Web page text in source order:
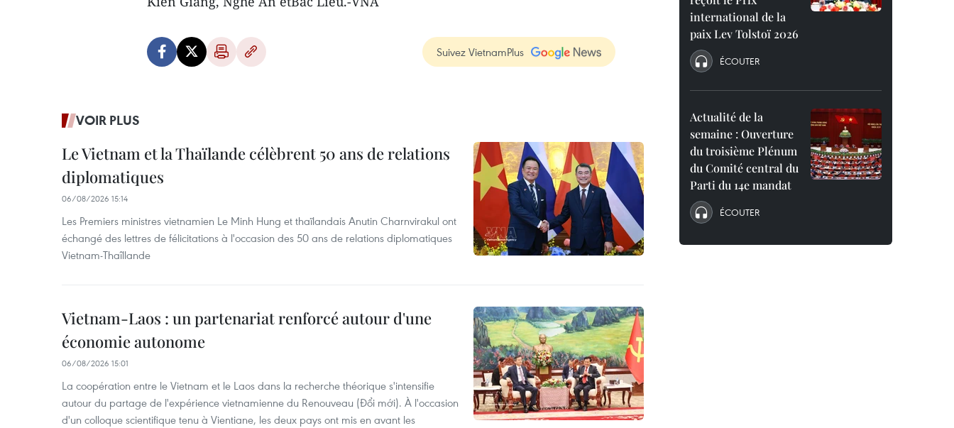
Suivez VietnamPlus
VOIR PLUS
Le Vietnam et la Thaïlande célèbrent 50 ans de relations
diplomatiques
06/08/2026 15:14
Les Premiers ministres vietnamien Le Minh Hung et thaïlandais Anutin Charnvirakul ont
échangé des lettres de félicitations à l'occasion des 50 ans de relations diplomatiques
Vietnam-Thaîllande
Vietnam-Laos : un partenariat renforcé autour d'une
économie autonome
06/08/2026 15:01
La coopération entre le Vietnam et le Laos dans la recherche théorique s'intensifie
autour du partage de l'expérience vietnamienne du Renouveau (Đổi mới). À l'occasion
d'un colloque scientifique tenu à Vientiane, les deux pays ont mis en avant les
international de la
paix Lev Tolstoï 2026
ÉCOUTER
Actualité de la
semaine : Ouverture
du troisième Plénum
du Comité central du
Parti du 14e mandat
ÉCOUTER